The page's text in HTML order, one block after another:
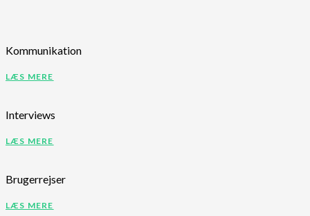
Kommunikation
LÆS MERE
Interviews
LÆS MERE
Brugerrejser
LÆS MERE